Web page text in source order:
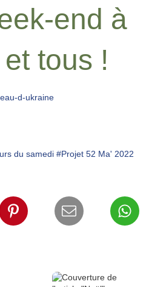
end à
tous !
du samedi #Projet 52 Ma' 2022